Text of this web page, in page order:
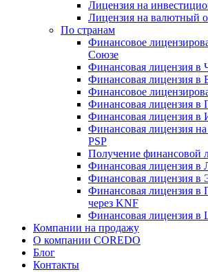
Лицензия на
Лицензия на валютный
По странам
Финансовое
Союзе
Финансовая лицензия в
Финансовая лицензия в
Финансовое
Финансовая лицензия в
Финансовая лицензия в
Финансовая лицензия
PSP
Получение финансовой
Финансовая лицензия в
Финансовая лицензия в
Финансовая лицензия в
через KNF
Финансовая лицензия в
Компании на продажу
О компании COREDO
Блог
Контакты